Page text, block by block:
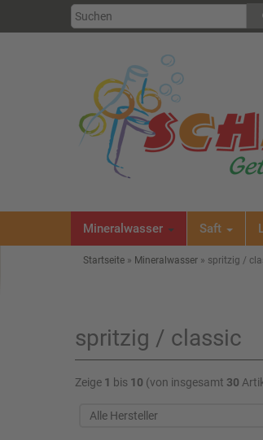
Mineralwasser Saft
Startseite » Mineralwasser » spritzig /
spritzig / classic
Zeige 1 bis 10 (von insgesamt 30